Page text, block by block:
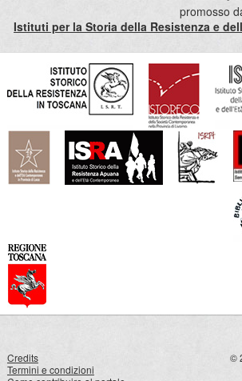
promosso
Istituti per la Storia della Resistenza e
Credits
Termini e condizioni
©